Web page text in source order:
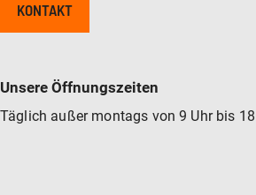
KONTAKT
Unsere Öffnungszeiten
Täglich außer montags von 9 Uhr bis